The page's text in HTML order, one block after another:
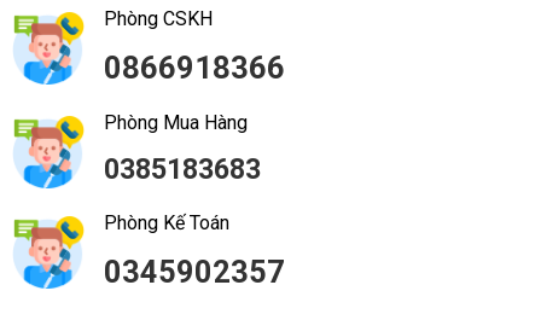
Phòng CSKH
0866918366
Phòng Mua Hàng
0385183683
Phòng Kế Toán
0345902357